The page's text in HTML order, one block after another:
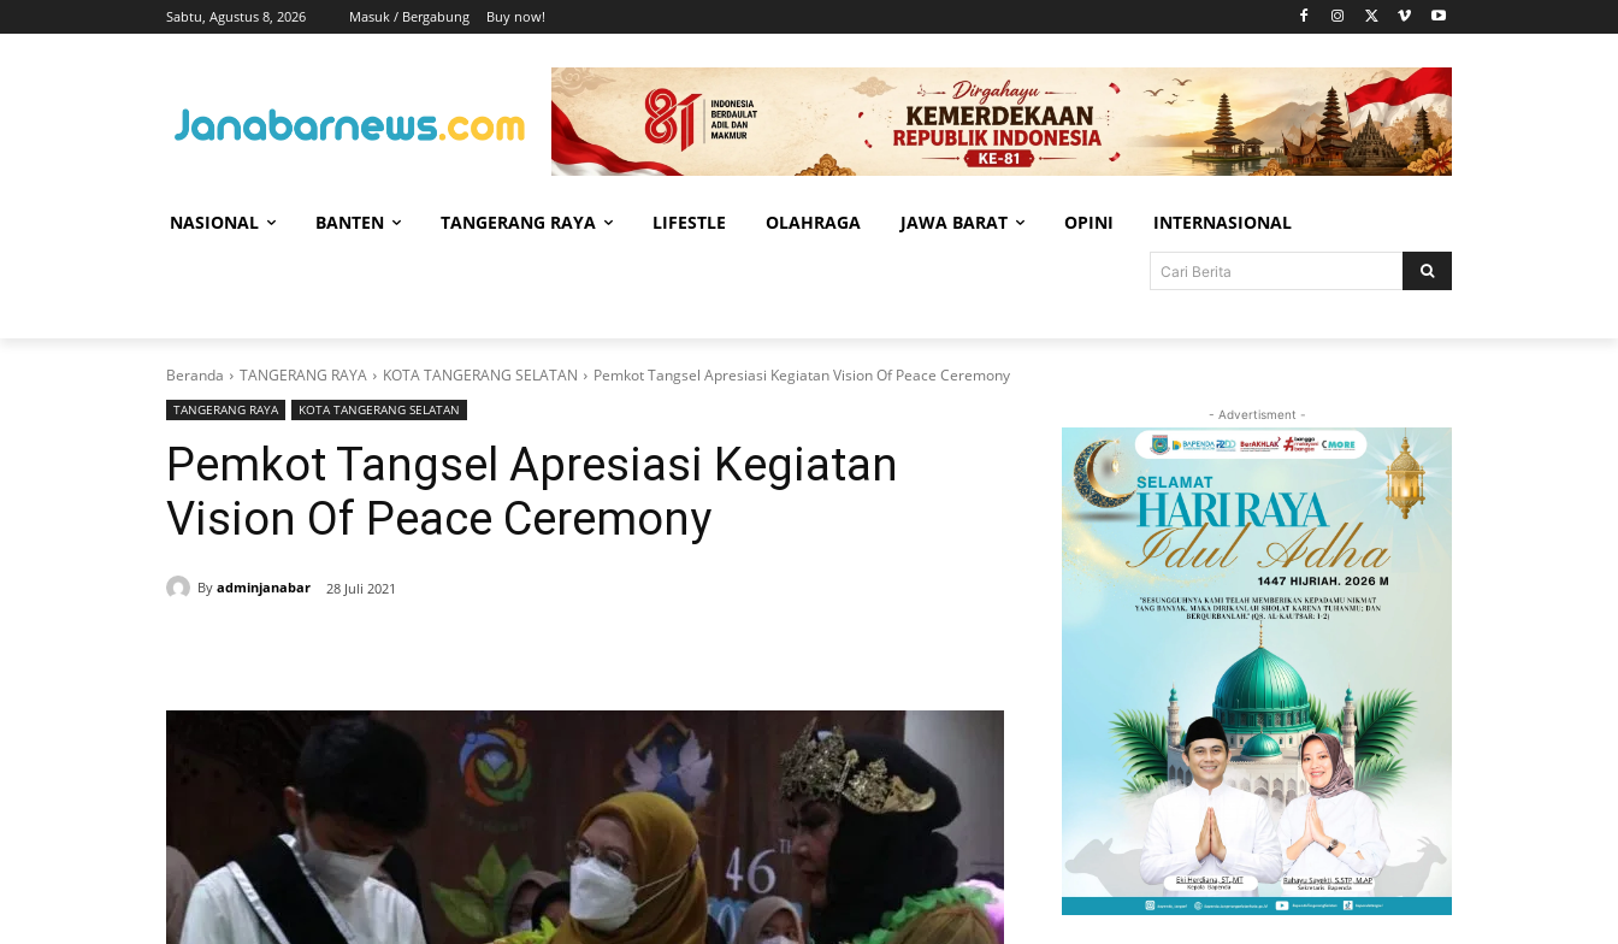
Sabtu, Agustus 8, 2026 Masuk / Bergabung Buy now!
NASIONAL BANTEN TANGERANG RAYA LIFESTLE OLAHRAGA JAWA BARAT OPINI INTERNASIONAL
Cari Berita
Beranda TANGERANG RAYA KOTA TANGERANG SELATAN Pemkot Tangsel Apresiasi Kegiatan Vision Of Peace Ceremony
TANGERANG RAYA KOTA TANGERANG SELATAN
Pemkot Tangsel Apresiasi Kegiatan
Vision Of Peace Ceremony
By adminjanabar 28 Juli 2021
- Advertisment -